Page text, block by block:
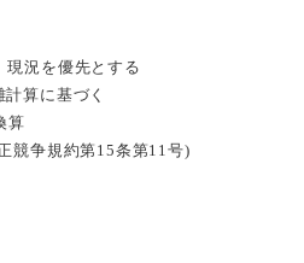
況を優先とする
算に基づく
算
競争規約第15条第11号)